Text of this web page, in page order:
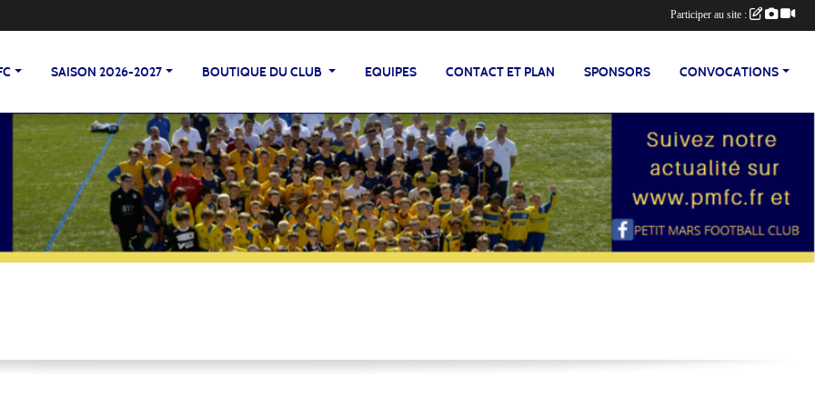
SAISON 2026-2027 BOUTIQUE DU CLUB EQUIPES CONTACT ET PLAN SPONSORS CONVOCATIONS
Participer au site :